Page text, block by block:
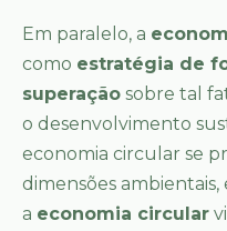
Em paralelo, a
como estratégia de
superação sobre tal
o desenvolvimento
economia circular se
dimensões ambientais,
a economia circular